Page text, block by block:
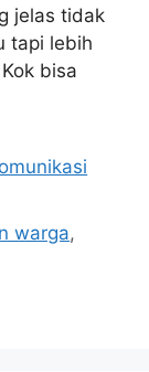
jelas tidak
tapi lebih
bisa
warga,